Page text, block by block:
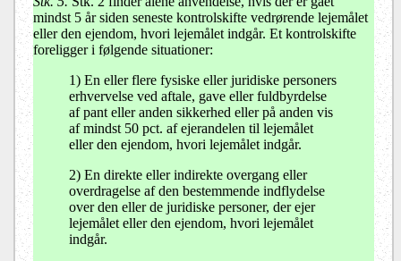
mindst 5 år siden seneste kontrolskifte vedrørende lejemålet
eller den ejendom, hvori lejemålet indgår. Et kontrolskifte
foreligger i følgende situationer:
1) En eller flere fysiske eller juridiske personers
erhvervelse ved aftale, gave eller fuldbyrdelse
af pant eller anden sikkerhed eller på anden vis
af mindst 50 pct. af ejerandelen til lejemålet
eller den ejendom, hvori lejemålet indgår.
2) En direkte eller indirekte overgang eller
overdragelse af den bestemmende indflydelse
over den eller de juridiske personer, der ejer
lejemålet eller den ejendom, hvori lejemålet
indgår.